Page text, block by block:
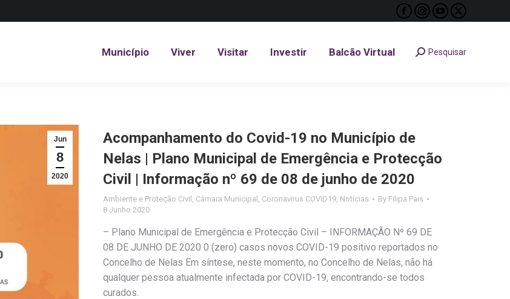
Facebook
opens
Instagram
opens
YouTube
opens
X
opens
Município Viver Visitar Investir Balcão Virtual Search:Pesquisar
Jun
8
2020
Acompanhamento do Covid-19 no Município de
Nelas | Plano Municipal de Emergência e Protecção
Civil | Informação nº 69 de 08 de junho de 2020
Ambiente e Proteção Civil , Câmara Municipal , Coronavirus COVID19, Notícias By Filipa Pais
8 Junho 2020
– Plano Municipal de Emergência e Protecção Civil – INFORMAÇÃO Nº 69 DE
08 DE JUNHO DE 2020 0 (zero) casos novos COVID-19 positivo reportados no
Concelho de Nelas Em síntese, neste momento, no Concelho de Nelas, não há
qualquer pessoa atualmente infectada por COVID-19, encontrando-se todos
curados.
Município Viver Visitar Investir Balcão Virtual Search:
Pesquisar